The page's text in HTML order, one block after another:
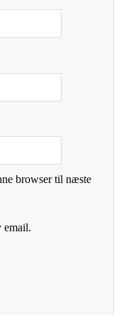
browser til næste
email.